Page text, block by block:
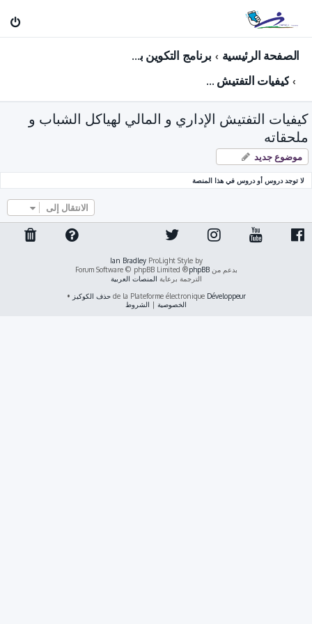
الصفحة الرئيسية
برنامج التكوين بعد الترقية لرتبة: مفتش الشباب و الرياضة ( فرع: الشـــــباب )
كيفيات التفتيش الإداري و المالي لهياكل الشباب و ملحقاته
كيفيات التفتيش الإداري و المالي لهياكل الشباب و
ملحقاته
موضوع جديد
لا توجد دروس أو دروس في هذا المنصة
الانتقال إلى
ProLight Style by
Ian Bradley
بدعم منphpBB
® Forum Software © phpBB Limited
الترجمة برعاية المنصات العربية
Développeur
de la Plateforme électronique حذف الكوكيز •
الخصوصية | الشروط